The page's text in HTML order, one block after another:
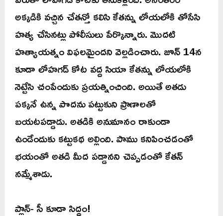
అక్కడికి వచ్చిన చేతన్తో కలిసి కేతన్ను లోయలోకి తోసేసి
హత్య చేసినట్లు పోలీసులు పేర్కొన్నారు. మొదటి
హత్యాయత్నం విఫలమైందని వెల్లడించారు. జూన్ 14న
కూడా లోహగడ్ కోట వద్ద సియా కేతన్ను లోయలోకి
నెట్టేసి చంపేందుకు ప్రయత్నించింది. అయితే అతడు
పక్కనే ఉన్న పొదను పట్టుకుని ప్రాణాలతో
బయటపడ్డాడు. అతడికి అనుమానం రాకుండా
ఉండేందుకు కట్టుకథ అల్లింది. పాము కనిపించడంతో
భయంతో అతడి మీద పడ్డానని చెప్పడంతో కేతన్
నమ్మేశాడు.
ప్లాన్- సీ కూడా సిద్ధం!